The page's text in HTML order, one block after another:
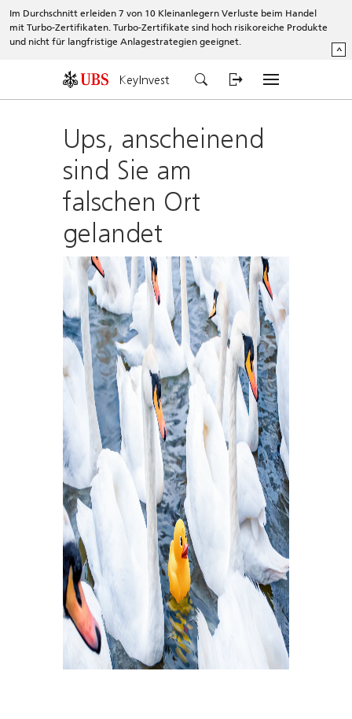
Im Durchschnitt erleiden 7 von 10 Kleinanlegern Verluste beim Handel
mit Turbo-Zertifikaten. Turbo-Zertifikate sind hoch risikoreiche Produkte
und nicht für langfristige Anlagestrategien geeignet.
^
KeyInvest
Ups, anscheinend
sind Sie am
falschen Ort
gelandet